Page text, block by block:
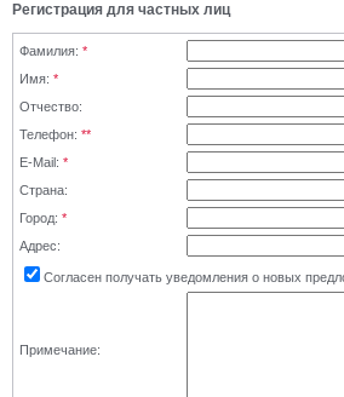
Регистрация для частных лиц
Фамилия: *
Имя: *
Отчество:
Телефон: **
E-Mail: *
Страна:
Город: *
Адрес:
Согласен получать уведомления о новых
Примечание: